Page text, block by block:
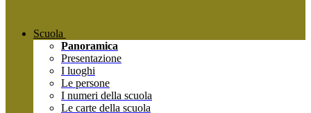
Scuola
Panoramica
Presentazione
I luoghi
Le persone
I numeri della scuola
Le carte della scuola